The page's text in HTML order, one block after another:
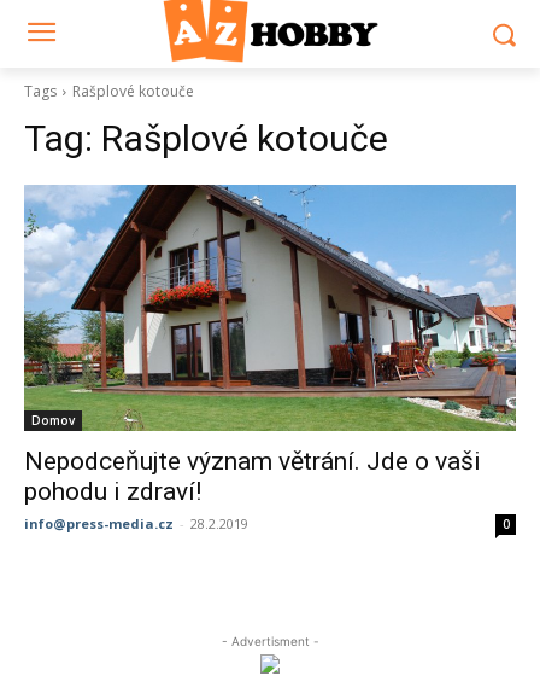
Tags Rašplové kotouče
Tag: Rašplové kotouče
Domov
Nepodceňujte význam větrání. Jde o vaši
pohodu i zdraví!
info@press-media.cz - 28.2.2019 0
- Advertisment -